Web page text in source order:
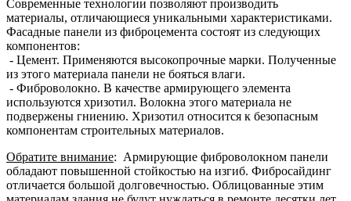
Современные технологии позволяют производить
материалы, отличающиеся уникальными характеристиками.
Фасадные панели из фиброцемента состоят из следующих
компонентов:
- Цемент. Применяются высокопрочные марки. Полученные
из этого материала панели не бояться влаги.
- Фиброволокно. В качестве армирующего элемента
используются хризотил. Волокна этого материала не
подвержены гниению. Хризотил относится к безопасным
компонентам строительных материалов.
Обратите внимание: Армирующие фиброволокном панели
обладают повышенной стойкостью на изгиб. Фибросайдинг
отличается большой долговечностью. Облицованные этим